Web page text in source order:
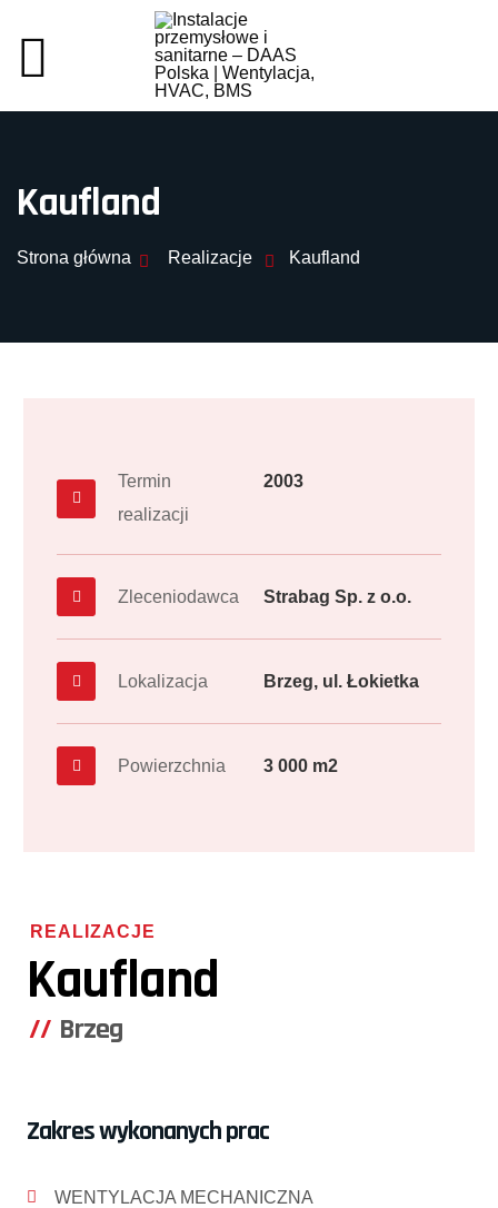
Kaufland
Strona główna Realizacje Kaufland
Termin
realizacji
2003
Zleceniodawca Strabag Sp. z o.o.
Lokalizacja Brzeg, ul. Łokietka
Powierzchnia 3 000 m2
REALIZACJE
Kaufland
Brzeg
Zakres wykonanych prac
WENTYLACJA MECHANICZNA